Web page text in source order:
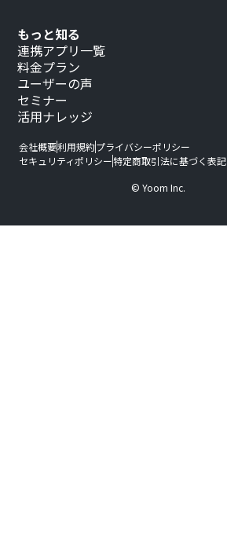
もっと知る
連携アプリ一覧
料金プラン
ユーザーの声
セミナー
活用ナレッジ
会社概要利用規約プライバシーポリシー
セキュリティポリシー特定商取引法に基づく表記
© Yoom Inc.